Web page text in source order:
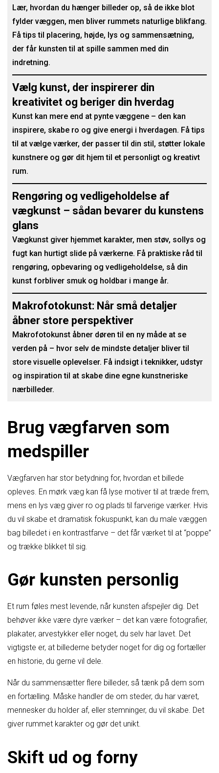
Lær, hvordan du hænger billeder op, så de ikke blot
fylder væggen, men bliver rummets naturlige blikfang.
Få tips til placering, højde, lys og sammensætning,
der får kunsten til at spille sammen med din
indretning.
Vælg kunst, der inspirerer din
kreativitet og beriger din hverdag
Kunst kan mere end at pynte væggene – den kan
inspirere, skabe ro og give energi i hverdagen. Få tips
til at vælge værker, der passer til din stil, støtter lokale
kunstnere og gør dit hjem til et personligt og kreativt
rum.
Rengøring og vedligeholdelse af
vægkunst – sådan bevarer du kunstens
glans
Vægkunst giver hjemmet karakter, men støv, sollys og
fugt kan hurtigt slide på værkerne. Få praktiske råd til
rengøring, opbevaring og vedligeholdelse, så din
kunst forbliver smuk og holdbar i mange år.
Makrofotokunst: Når små detaljer
åbner store perspektiver
Makrofotokunst åbner døren til en ny måde at se
verden på – hvor selv de mindste detaljer bliver til
store visuelle oplevelser. Få indsigt i teknikker, udstyr
og inspiration til at skabe dine egne kunstneriske
nærbilleder.
Brug vægfarven som
medspiller
Vægfarven har stor betydning for, hvordan et billede
opleves. En mørk væg kan få lyse motiver til at træde frem,
mens en lys væg giver ro og plads til farverige værker. Hvis
du vil skabe et dramatisk fokuspunkt, kan du male væggen
bag billedet i en kontrastfarve – det får værket til at “poppe”
og trække blikket til sig.
Gør kunsten personlig
Et rum føles mest levende, når kunsten afspejler dig. Det
behøver ikke være dyre værker – det kan være fotografier,
plakater, arvestykker eller noget, du selv har lavet. Det
vigtigste er, at billederne betyder noget for dig og fortæller
en historie, du gerne vil dele.
Når du sammensætter flere billeder, så tænk på dem som
en fortælling. Måske handler de om steder, du har været,
mennesker du holder af, eller stemninger, du vil skabe. Det
giver rummet karakter og gør det unikt.
Skift ud og forny